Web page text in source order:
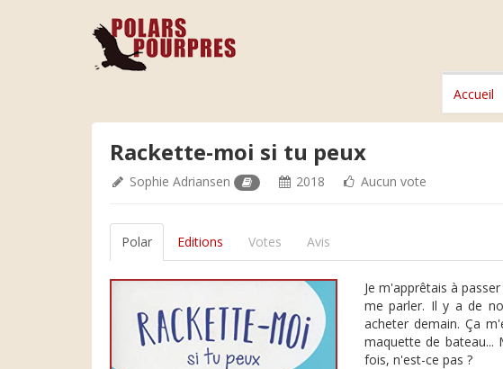
Accueil
Rackette-moi si tu peux
Sophie Adriansen 2018 Aucun vote
Polar Editions Votes Avis
Je m'apprêtais à
me parler. Il y a de
acheter demain. Ça
maquette de bateau...
fois, n'est-ce pas ?